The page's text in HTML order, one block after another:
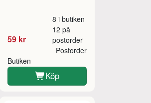
59 kr
8 i butiken
12 på
postorder
Butiken
Postorder
Köp